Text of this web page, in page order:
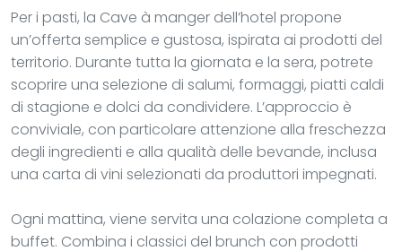
Per i pasti, la Cave à manger dell’hotel propone
un’offerta semplice e gustosa, ispirata ai prodotti del
territorio. Durante tutta la giornata e la sera, potrete
scoprire una selezione di salumi, formaggi, piatti caldi
di stagione e dolci da condividere. L’approccio è
conviviale, con particolare attenzione alla freschezza
degli ingredienti e alla qualità delle bevande, inclusa
una carta di vini selezionati da produttori impegnati.
Ogni mattina, viene servita una colazione completa a
buffet. Combina i classici del brunch con prodotti